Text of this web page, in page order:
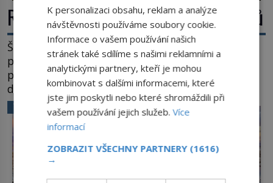
Rákos: Nenápadný poklad z mokřadů
Šumí ve větru na březích rybníků, ukrývá vodní
ptáky a mnozí kolem něj procházejí bez
povšimnutí. Přesto právě rákos pomáhal stavět
domy, vyrábět lodě, zapisovat první texty a
inspiroval řadu pověstí. Tato skromná, ale
užitečná rostlina provází člověka už tisíce let.
Většina lidí vnímá rákos jen jako obyčejnou kulisu
letního koupání. Stačí se však podívat […]
VĚDA A TECHNIKA
K personalizaci obsahu, reklam a analýze
návštěvnosti používáme soubory cookie.
Informace o vašem používání našich
stránek také sdílíme s našimi reklamními a
analytickými partnery, kteří je mohou
kombinovat s dalšími informacemi, které
jste jim poskytli nebo které shromáždili při
vašem používání jejich služeb.Více
informací
ZOBRAZIT VŠECHNY PARTNERY (1616)
→